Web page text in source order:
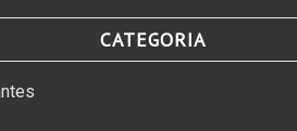
CATEGORIA